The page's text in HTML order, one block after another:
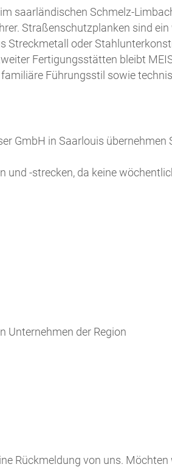
saarländischen Schmelz-
Straßenschutzplanken sind
Streckmetall oder
Fertigungsstätten bleibt
Führungsstil sowie
GmbH in Saarlouis übernehmen
und -strecken, da keine
Unternehmen der Region
Rückmeldung von uns. Möchten